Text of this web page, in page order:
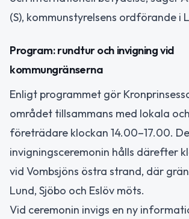
(S), kommunstyrelsens ordförande i
Program: rundtur och invigning vid
kommungränserna
Enligt programmet gör
området tillsammans med lokala
företrädare klockan 14.00–17.00.
invigningsceremonin hålls därefter
vid Vombsjöns östra strand, där
Lund, Sjöbo och Eslöv möts.
Vid ceremonin invigs en ny